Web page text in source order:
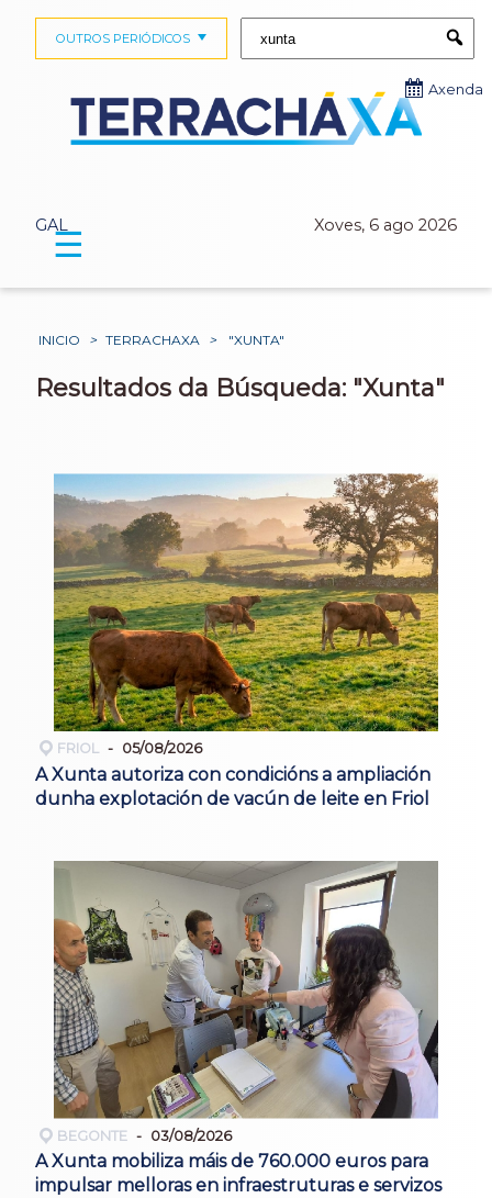
GAL Xoves, 6 ago 2026
OUTROS PERIÓDICOS
Axenda
☰
INICIO > TERRACHAXA > "XUNTA"
Resultados da Búsqueda: "Xunta"
FRIOL 05/08/2026
A Xunta autoriza con condicións a ampliación
dunha explotación de vacún de leite en Friol
BEGONTE 03/08/2026
A Xunta mobiliza máis de 760.000 euros para
impulsar melloras en infraestruturas e servizos